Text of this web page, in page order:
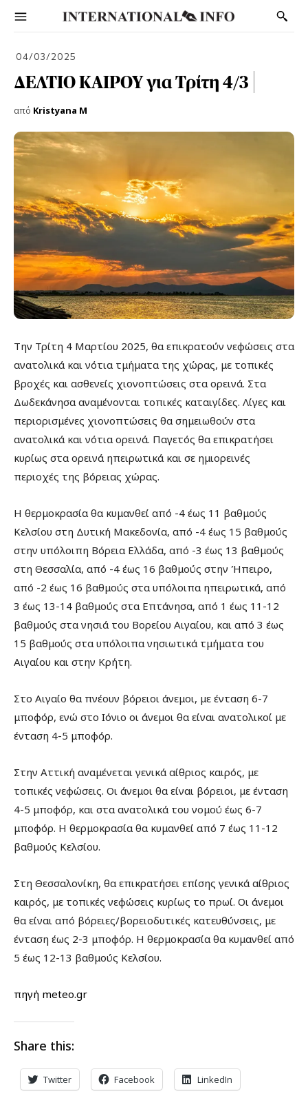
04/03/2025
ΔΕΛΤΙΟ ΚΑΙΡΟΥ για Τρίτη 4/3
από Kristyana M
Την Τρίτη 4 Μαρτίου 2025, θα επικρατούν νεφώσεις στα
ανατολικά και νότια τμήματα της χώρας, με τοπικές
βροχές και ασθενείς χιονοπτώσεις στα ορεινά. Στα
Δωδεκάνησα αναμένονται τοπικές καταιγίδες. Λίγες και
περιορισμένες χιονοπτώσεις θα σημειωθούν στα
ανατολικά και νότια ορεινά. Παγετός θα επικρατήσει
κυρίως στα ορεινά ηπειρωτικά και σε ημιορεινές
περιοχές της βόρειας χώρας.
Η θερμοκρασία θα κυμανθεί από -4 έως 11 βαθμούς
Κελσίου στη Δυτική Μακεδονία, από -4 έως 15 βαθμούς
στην υπόλοιπη Βόρεια Ελλάδα, από -3 έως 13 βαθμούς
στη Θεσσαλία, από -4 έως 16 βαθμούς στην Ήπειρο,
από -2 έως 16 βαθμούς στα υπόλοιπα ηπειρωτικά, από
3 έως 13-14 βαθμούς στα Επτάνησα, από 1 έως 11-12
βαθμούς στα νησιά του Βορείου Αιγαίου, και από 3 έως
15 βαθμούς στα υπόλοιπα νησιωτικά τμήματα του
Αιγαίου και στην Κρήτη.
Στο Αιγαίο θα πνέουν βόρειοι άνεμοι, με ένταση 6-7
μποφόρ, ενώ στο Ιόνιο οι άνεμοι θα είναι ανατολικοί με
ένταση 4-5 μποφόρ.
Στην Αττική αναμένεται γενικά αίθριος καιρός, με
τοπικές νεφώσεις. Οι άνεμοι θα είναι βόρειοι, με ένταση
4-5 μποφόρ, και στα ανατολικά του νομού έως 6-7
μποφόρ. Η θερμοκρασία θα κυμανθεί από 7 έως 11-12
βαθμούς Κελσίου.
Στη Θεσσαλονίκη, θα επικρατήσει επίσης γενικά αίθριος
καιρός, με τοπικές νεφώσεις κυρίως το πρωί. Οι άνεμοι
θα είναι από βόρειες/βορειοδυτικές κατευθύνσεις, με
ένταση έως 2-3 μποφόρ. Η θερμοκρασία θα κυμανθεί από
5 έως 12-13 βαθμούς Κελσίου.
πηγή meteo.gr
Share this:
Twitter Facebook LinkedIn